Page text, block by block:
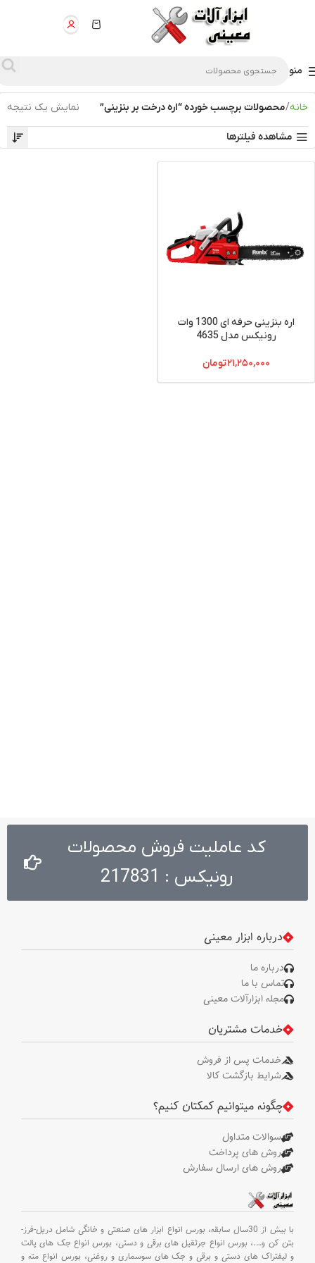
منو
خانه محصولات برچسب خورده “اره درخت بر بنزینی” نمایش یک نتیجه
مشاهده فیلترها
اره بنزینی حرفه ای 1300 وات
رونیکس مدل 4635
۲۱,۲۵۰,۰۰۰تومان
کد عاملیت فروش محصولات
رونیکس : 217831
درباره ابزار معینی
درباره ما
تماس با ما
مجله ابزارآلات معینی
خدمات مشتریان
خدمات پس از فروش
شرایط بازگشت کالا
چگونه میتوانیم کمکتان کنیم؟
سوالات متداول
روش های پرداخت
روش های ارسال سفارش
با بیش از 30سال سابقه،
بورس انواع ابزار های صنعتی و خانگی شامل دریل-فرز-
بتن کن و….، بورس انواع جرثقیل های برقی و دستی، بورس انواع جک های پالت
و لیفتراک های دستی و برقی و جک های سوسماری و روغنی، بورس انواع مته و